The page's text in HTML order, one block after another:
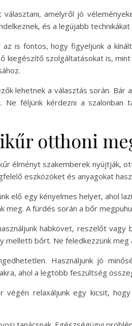
választani, amelyről jó
és a legújabb
az is fontos, hogy figyeljünk a
kiegészítő szolgáltatásokat is,
lehetnek a választás során.
féljünk kérdezni a szalonban
otthoni
élményt szakemberek nyújtják,
eszközöket és anyagokat
elő egy kényelmes helyet, ahol
meg. A fürdés során a bőr
habkövet, reszelőt
melletti bőrt. Ne feledkezzünk meg
Használjunk jó
ahol a legtöbb feszültség
végén relaxáljunk egy kicsit,